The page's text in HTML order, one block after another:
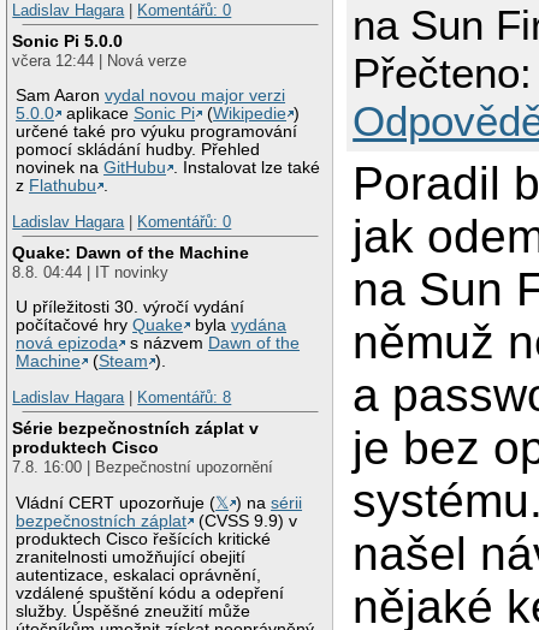
Ladislav Hagara
Komentářů: 0
Sonic Pi 5.0.0
včera 12:44 | Nová verze
Sam Aaronvydal novou major verzi
5.0.0
aplikaceSonic Pi (Wikipedie )
určené také pro výuku programování
pomocí skládání hudby. Přehled
novinek naGitHubu . Instalovat lze také
z Flathubu .
Ladislav Hagara
Komentářů: 0
Quake: Dawn of the Machine
8.8. 04:44 | IT novinky
U příležitosti 30. výročí vydání
počítačové hryQuake bylavydána
nová epizoda
s názvem Dawn of the
Machine
(Steam ).
Ladislav Hagara
Komentářů: 8
Série bezpečnostních záplat v
produktech Cisco
7.8. 16:00 | Bezpečnostní upozornění
Vládní CERT upozorňuje (𝕏 ) nasérii
bezpečnostních záplat
(CVSS 9.9) v
produktech Cisco řešících kritické
zranitelnosti umožňující obejití
autentizace, eskalaci oprávnění,
vzdálené spuštění kódu a odepření
služby. Úspěšné zneužití může
na Sun
Poradil
jak
na Sun
němuž
a
je bez
našel
nějaké